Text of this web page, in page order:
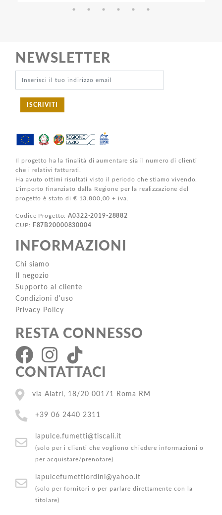
NEWSLETTER
ISCRIVITI
Il progetto ha la finalità di aumentare sia il numero di clienti
che i relativi fatturati.
Ha avuto ottimi risultati visto il periodo che stiamo vivendo.
L'importo finanziato dalla Regione per la realizzazione del
progetto è stato di € 13.800,00 + iva.
Codice Progetto:A0322-2019-28882
CUP:
F87B20000830004
INFORMAZIONI
Chi siamo
Il negozio
Supporto al cliente
Condizioni d'uso
Privacy Policy
RESTA CONNESSO
CONTATTACI
via Alatri, 18/20 00171 Roma RM
+39 06 2440 2311
lapulce.fumetti@tiscali.it
(solo per i clienti che vogliono chiedere informazioni o
per acquistare/prenotare)
lapulcefumettiordini@yahoo.it
(solo per fornitori o per parlare direttamente con la
titolare)